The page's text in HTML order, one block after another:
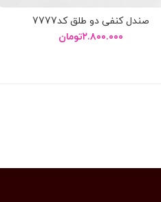
صندل کنفی دو طلق کد7777
۲.۸۰۰.۰۰۰تومان